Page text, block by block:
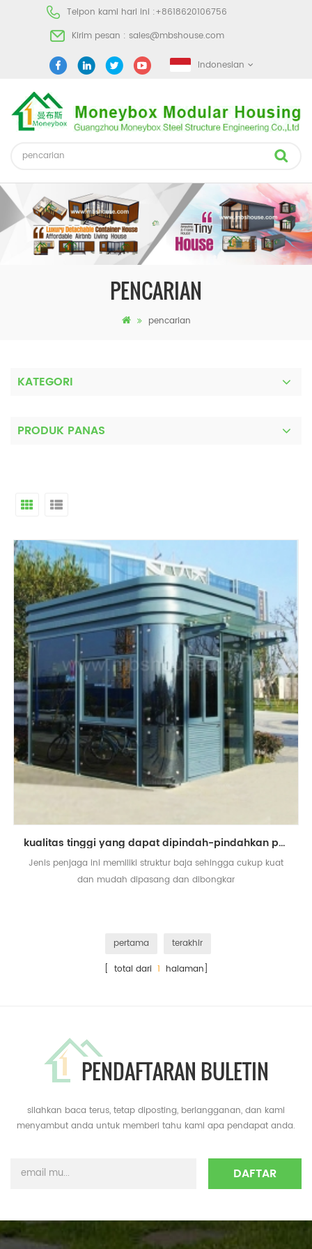
Telpon kami hari ini :+8618620106756
Kirim pesan : sales@mbshouse.com
Indonesian
PENCARIAN
pencarian
KATEGORI
PRODUK PANAS
kualitas tinggi yang dapat dipindah-pindahkan prefab steel frame guard house sentry box
Jenis penjaga ini memiliki struktur baja sehingga cukup kuat
dan mudah dipasang dan dibongkar
pertama
terakhir
[ total dari 1 halaman]
PENDAFTARAN BULETIN
silahkan baca terus, tetap diposting, berlangganan, dan kami
menyambut anda untuk memberi tahu kami apa pendapat anda.